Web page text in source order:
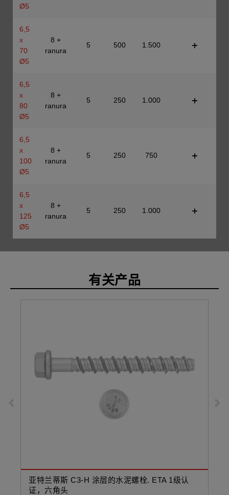
Ø5
6,5
x
70
Ø5
8 +
ranura
5 500 1.500
6,5
x
80
Ø5
8 +
ranura
5 250 1.000
6,5
x
100
Ø5
8 +
ranura
5 250 750
6,5
x
125
Ø5
8 +
ranura
5 250 1.000
有关产品
亚特兰蒂斯 C3-H 涂层的水泥螺栓. ETA 1级认
证，六角头